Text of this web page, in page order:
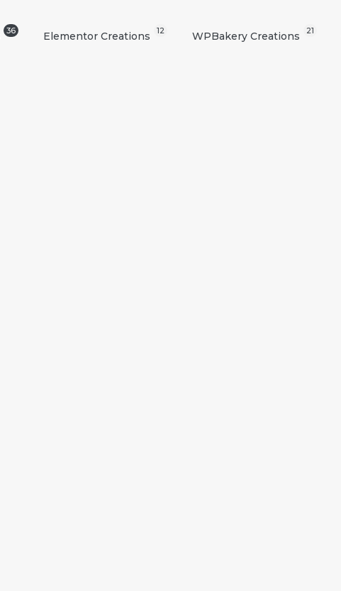
36 Elementor Creations 12 WPBakery Creations 21